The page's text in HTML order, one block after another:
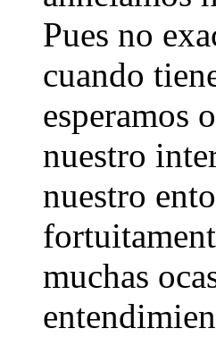
Pues no
cuando
esperamos
nuestro
nuestro
muchas